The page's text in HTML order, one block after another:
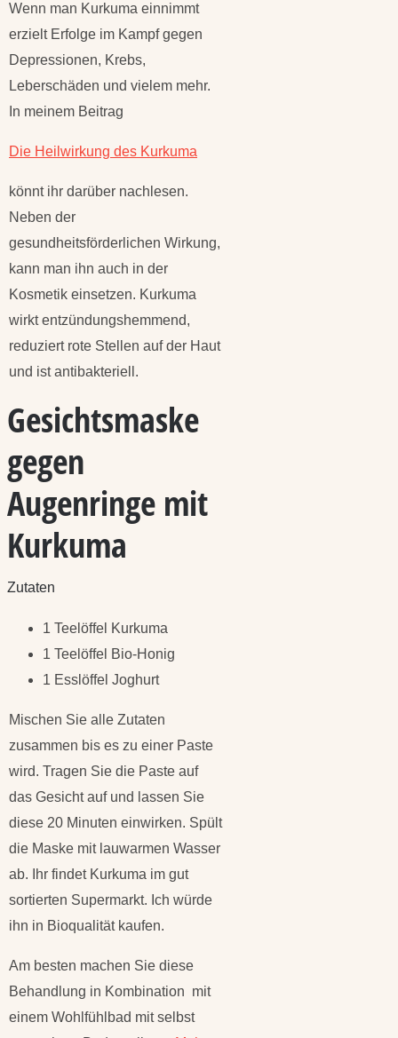
Wenn man Kurkuma einnimmt
erzielt Erfolge im Kampf gegen
Depressionen, Krebs,
Leberschäden und vielem mehr.
In meinem Beitrag
Die Heilwirkung des Kurkuma
könnt ihr darüber nachlesen.
Neben der
gesundheitsförderlichen Wirkung,
kann man ihn auch in der
Kosmetik einsetzen. Kurkuma
wirkt entzündungshemmend,
reduziert rote Stellen auf der Haut
und ist antibakteriell.
Gesichtsmaske
gegen
Augenringe mit
Kurkuma
Zutaten
1 Teelöffel Kurkuma
1 Teelöffel Bio-Honig
1 Esslöffel Joghurt
Mischen Sie alle Zutaten
zusammen bis es zu einer Paste
wird. Tragen Sie die Paste auf
das Gesicht auf und lassen Sie
diese 20 Minuten einwirken. Spült
die Maske mit lauwarmen Wasser
ab. Ihr findet Kurkuma im gut
sortierten Supermarkt. Ich würde
ihn in Bioqualität kaufen.
Am besten machen Sie diese
Behandlung in Kombination mit
einem Wohlfühlbad mit selbst